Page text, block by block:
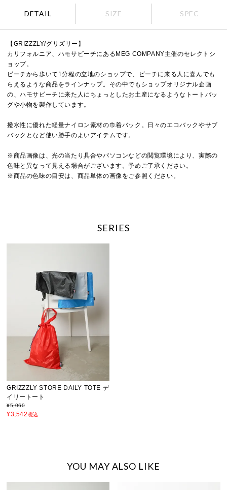
DETAIL SIZE SPEC
【GRIZZZLY/グリズリー】
カリフォルニア、ハモサビーチにあるMEG COMPANY主催のセレクトシ
ョップ。
ビーチから歩いて1分程の立地のショップで、ビーチに来る人に喜んでも
らえるような商品をラインナップ。その中でもショップオリジナル企画
の、ハモサビーチに来た人にちょっとしたお土産になるようなトートバッ
グや小物を製作しています。
撥水性に優れた軽量ナイロン素材の巾着バック。日々のエコバックやサブ
バックとなど使い勝手のよいアイテムです。
※商品画像は、光の当たり具合やパソコンなどの閲覧環境により、実際の
色味と異なって見える場合がございます。予めご了承ください。
※商品の色味の目安は、商品単体の画像をご参照ください。
SERIES
GRIZZZLY STORE DAILY TOTE デ
イリートート
¥5,060
¥3,542税込
YOU MAY ALSO LIKE